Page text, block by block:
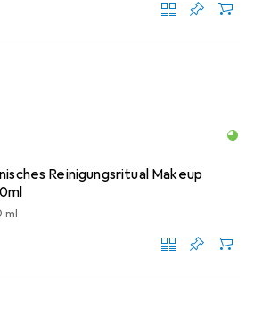
Reinigungsritual Makeup
ml